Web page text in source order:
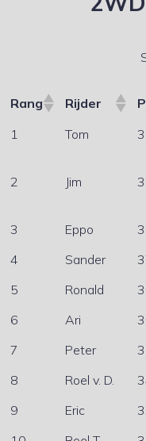
Rang Rijder
1
Tom
2 Jim
3
Eppo
4
Sander
5
Ronald
6
Ari
7
Peter
8
Roel v. D.
9
Eric